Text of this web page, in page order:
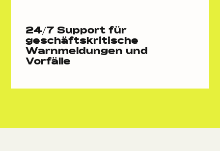
24/7 Support für
geschäftskritische
Warnmeldungen und
Vorfälle